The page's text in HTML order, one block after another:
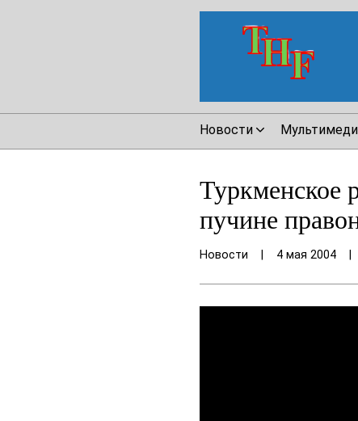
Новости
Туркменское
пучине
Новости 4 мая 2004